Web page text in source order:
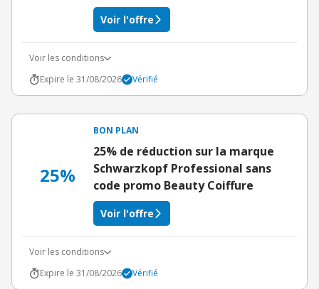
Voir l'offre
Voir les conditions
Expire le 31/08/2026
Vérifié
25%
BON PLAN
25% de réduction sur la marque
Schwarzkopf Professional sans
code promo Beauty Coiffure
Voir l'offre
Voir les conditions
Expire le 31/08/2026
Vérifié